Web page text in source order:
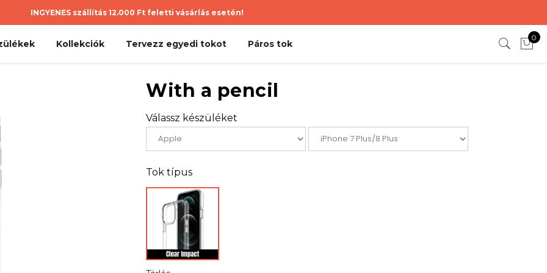
INGYENES szállítás 12.000 Ft feletti vásárlás esetén!
Kollekciók Tervezz egyedi tokot Páros tok
0
With a pencil
Válassz készüléket
Tok típus